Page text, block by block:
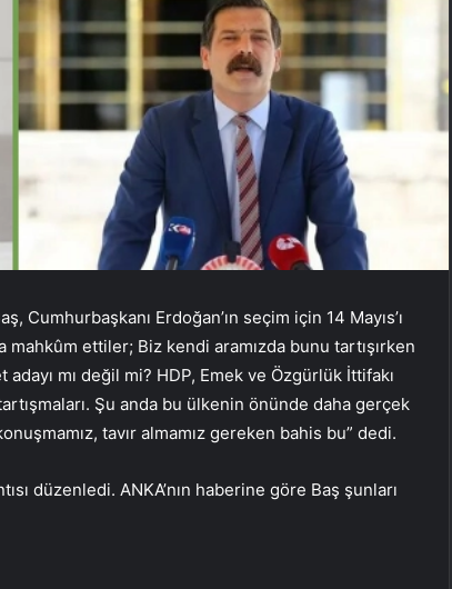
Cumhurbaşkanı Erdoğan’ın seçim için 14 Mayıs’ı
ettiler; Biz kendi aramızda bunu tartışırken
mı değil mi? HDP, Emek ve Özgürlük İttifakı
Şu anda bu ülkenin önünde daha gerçek
tavır almamız gereken bahis bu” dedi.
düzenledi. ANKA’nın haberine göre Baş şunları